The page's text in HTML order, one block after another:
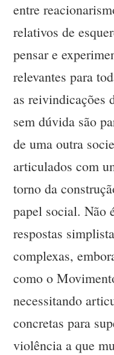
entre
relativos de
pensar e
relevantes para
as reivindicações
sem dúvida são
de uma outra
articulados com
torno da
papel social. Não
respostas
complexas,
como o
necessitando
concretas para
violência a que